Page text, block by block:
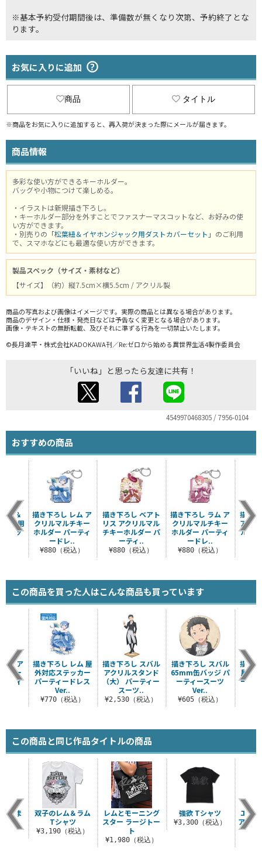
※基本予約受付期間後は、準備数が無くなり次第、予約終了とな
ります。
お気に入りに追加
商品 タイトル
※商品をお気に入りに追加すると、再入荷が決まった際にメールが届きます。
商品情報
多彩な使い方ができるキーホルダー。
バッグや小物につけて楽しめる。
・イラストは新規描き下ろし。
・キーホルダー部分を外すことでファスナーマスコットなど、お好みの使
い方ができます。
・別売りの 「松葉紐＆イヤホンジャック用ダストカバーセット」 のご利用
で、スマホなどにも最適な使い方ができます。
製品スペック（サイズ・素材など）
【サイズ】（約）縦7.5cm×横5.5cm / アクリル製
商品の写真および画像はイメージです。実際の商品とは異なる場合があります。
商品のデザイン・仕様・発売日などは予告なく変更となる場合があります。
画像・テキストの無断転載、及びそれに準ずる行為を一切禁止いたします。
©長月達平・株式会社KADOKAWA刊／Re:ゼロから始める異世界生活4製作委員会
「いいね」と思ったら友達に共有！
4549970468305 / 7956-0104
おすすめの商品
描き下ろし ベアト
リス アクリルマル
チキーホルダー パ
ーティ..
¥880（税込）
描き下ろし ラム ア
クリルマルチキー
ホルダー パーティ
ードレ..
¥880（税込）
描き
ア＆
ルマ
紐＆
ック用
セッ
描き下ろし レム ア
クリルマルチキー
ホルダー パーティ
ードレ..
¥880（税込）
この商品を買った人はこんな商品も買っています
描き下ろし スバル
アクリルスタンド
（大） パーティー
スーツ..
¥2,530（税込）
描き下ろし スバル
65mm缶バッジ パ
ーティースーツ
Ver..
¥605（税込）
描き
屋外
ー パ
ム ア
キー
ティ
描き下ろし レム 屋
外対応ステッカー
パーティードレス
Ver..
¥770（税込）
この商品と同じ作品タイトルの商品
レムとモーニング
スター ラージトー
ト
¥1,980（税込）
強欲 Tシャツ
¥3,300（税込）
エミ
アクリ
つま
込）
双子のレム＆ラム
Tシャツ
¥3,190（税込）